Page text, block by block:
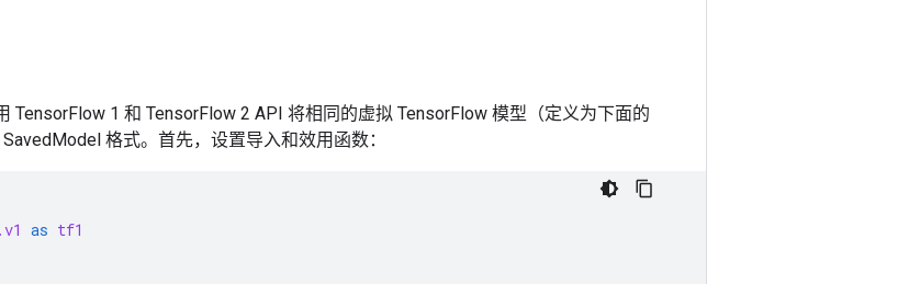
TensorFlow 1 和 TensorFlow 2 API 将相同的虚拟 TensorFlow 模型（定义为下面的
格式。首先，设置导入和效用函数：
as tf1